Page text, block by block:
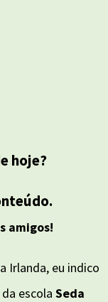
hoje?
amigos!
Irlanda, eu indico
escola Seda